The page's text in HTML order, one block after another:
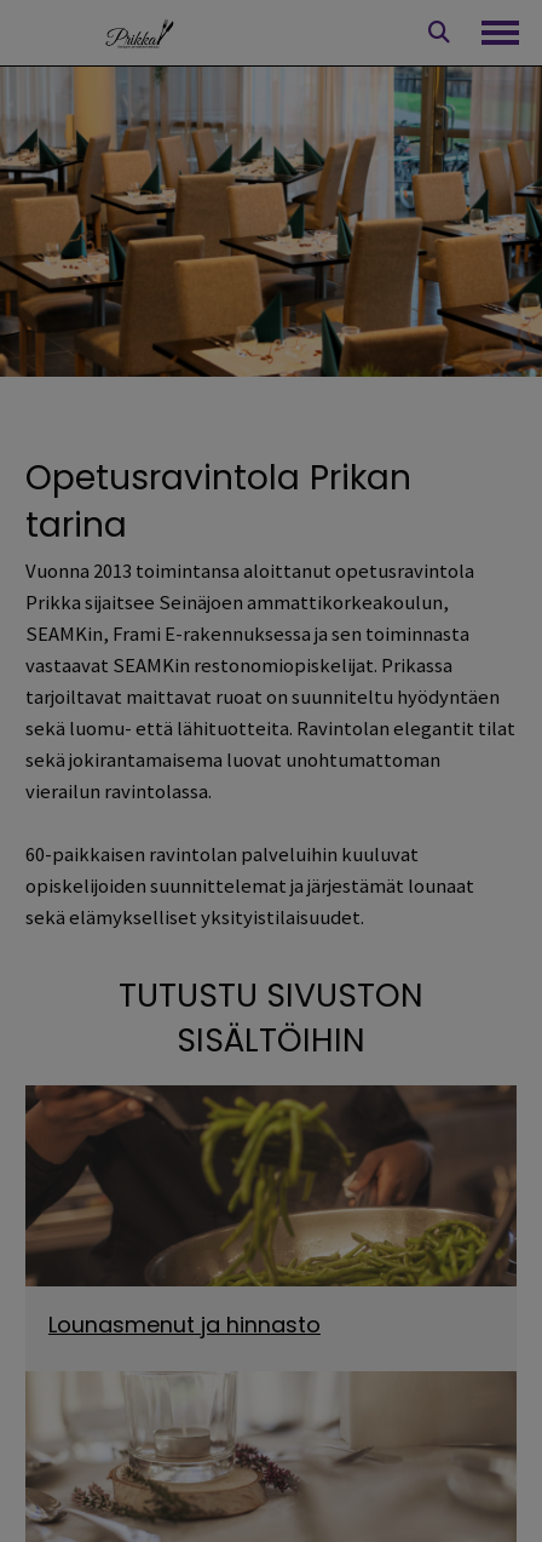
Opetusravintola Prikan
tarina
Vuonna 2013 toimintansa aloittanut opetusravintola
Prikka sijaitsee Seinäjoen ammattikorkeakoulun,
SEAMKin, Frami E-rakennuksessa ja sen toiminnasta
vastaavat SEAMKin restonomiopiskelijat. Prikassa
tarjoiltavat maittavat ruoat on suunniteltu hyödyntäen
sekä luomu- että lähituotteita. Ravintolan elegantit tilat
sekä jokirantamaisema luovat unohtumattoman
vierailun ravintolassa.
60-paikkaisen ravintolan palveluihin kuuluvat
opiskelijoiden suunnittelemat ja järjestämät lounaat
sekä elämykselliset yksityistilaisuudet.
TUTUSTU SIVUSTON
SISÄLTÖIHIN
Lounasmenut ja hinnasto